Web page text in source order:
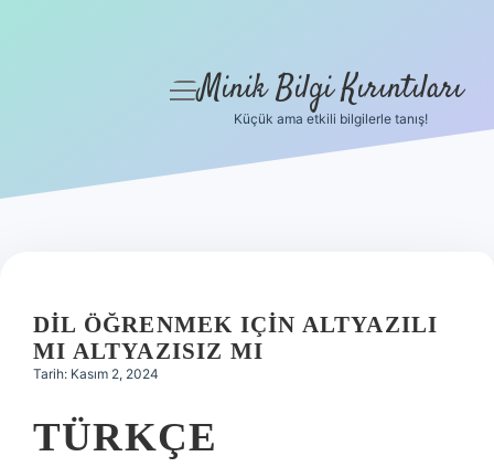
Hakkımızda
menüyü
Minik Bilgi Kırıntıları
Küçük ama etkili bilgilerle tanış!
DIL ÖĞRENMEK IÇIN ALTYAZILI
MI ALTYAZISIZ MI
Tarih: Kasım 2, 2024
TÜRKÇE